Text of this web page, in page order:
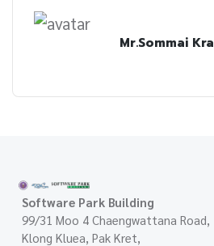
Mr.Sommai
Software Park Building
99/31 Moo 4 Chaengwattana Road,
Klong Kluea, Pak Kret,